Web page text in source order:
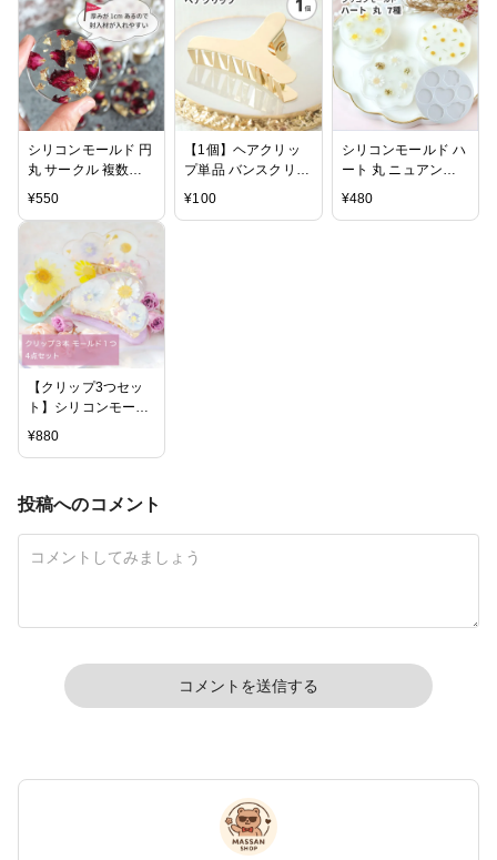
シリコンモールド 円
丸 サークル 複数サ
イズ フラット 平丸
¥550
【1個】ヘアクリッ
プ単品 バンスクリッ
プ
¥100
シリコンモールド ハ
ート 丸 ニュアンス 7
種 スマホグリップ
¥480
【クリップ3つセッ
ト】シリコンモール
¥880
投稿へのコメント
コメントを送信する